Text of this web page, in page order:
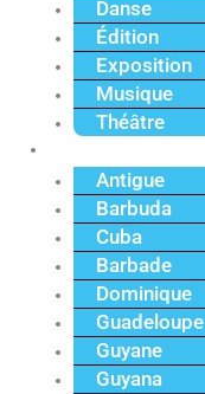
Danse
Édition
Exposition
Musique
Théâtre
Antigue
Barbuda
Cuba
Barbade
Dominique
Guadeloupe
Guyane
Guyana